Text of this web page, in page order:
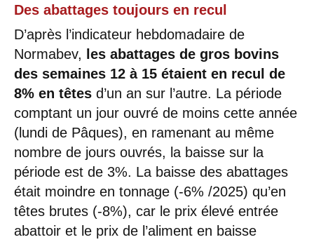
Des abattages toujours en recul
D’après l’indicateur hebdomadaire de
Normabev,
les abattages de gros bovins
des semaines 12 à 15 étaient en recul de
8% en têtes d’un an sur l’autre. La période
comptant un jour ouvré de moins cette année
(lundi de Pâques), en ramenant au même
nombre de jours ouvrés, la baisse sur la
période est de 3%. La baisse des abattages
était moindre en tonnage (-6% /2025) qu’en
têtes brutes (-8%), car le prix élevé entrée
abattoir et le prix de l’aliment en baisse